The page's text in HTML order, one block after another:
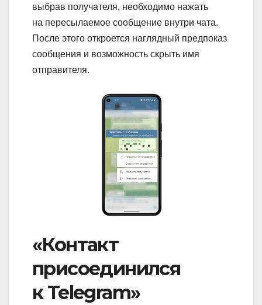
выбрав получателя, необходимо нажать
на пересылаемое сообщение внутри чата.
После этого откроется наглядный предпоказ
сообщения и возможность скрыть имя
отправителя.
«Контакт
присоединился
к Telegram»